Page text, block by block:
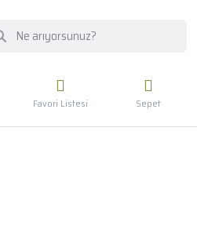
Favori Listesi Sepet